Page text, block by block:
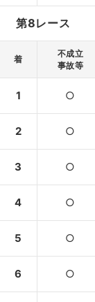
第8レース
着
不成立
事故等
1 ○
2 ○
3 ○
4 ○
5 ○
6 ○